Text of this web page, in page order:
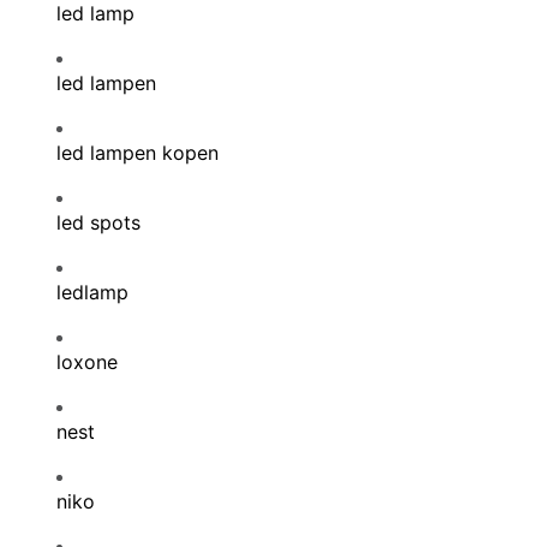
led lamp
led lampen
led lampen kopen
led spots
ledlamp
loxone
nest
niko